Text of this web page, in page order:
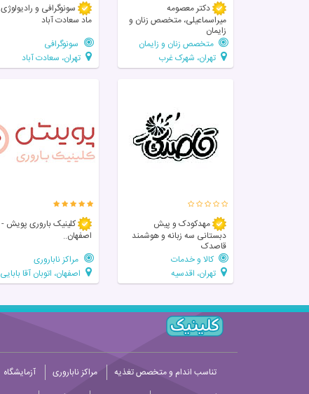
دکتر معصومه
میراسماعیلی، متخصص زنان و
زایمان
متخصص زنان و زایمان
تهران، شهرک غرب
سونوگرافی و رادیولوژی
ماد سعادت آباد
سونوگرافی
تهران، سعادت آباد
مهدکودک و پیش
دبستانی سه زبانه و هوشمند
قاصدک
کالا و خدمات
تهران، اقدسیه
کلینیک باروری پویش -
اصفهان..
مراکز ناباروری
اصفهان، اتوبان آقا بابایی
تناسب اندام و متخصص تغذیه مراکز ناباروری آزمایشگاه